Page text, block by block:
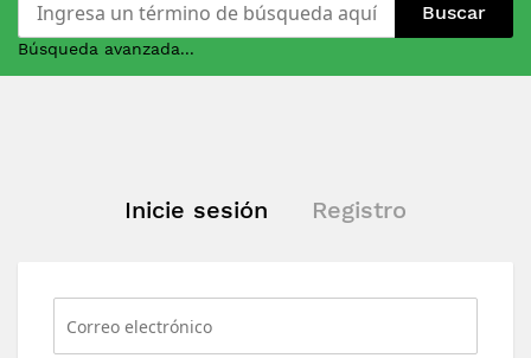
Buscar
Búsqueda avanzada...
Inicie sesión Registro